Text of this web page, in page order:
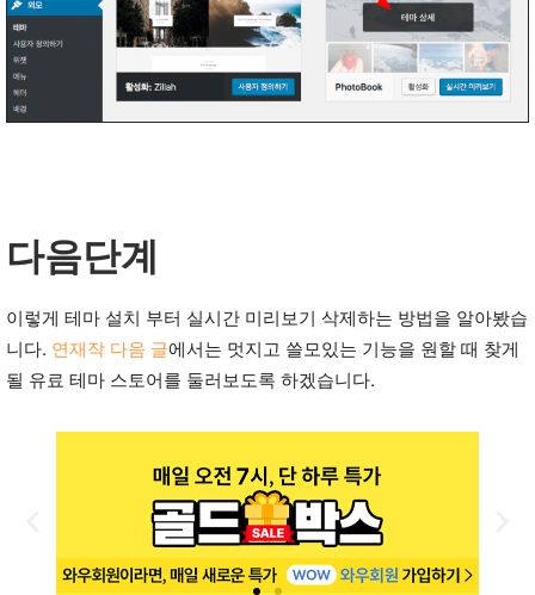
다음단계
이렇게 테마 설치 부터 실시간 미리보기 삭제하는 방법을 알아봤습
니다. 연재작 다음 글에서는 멋지고 쓸모있는 기능을 원할 때 찾게
될 유료 테마 스토어를 둘러보도록 하겠습니다.